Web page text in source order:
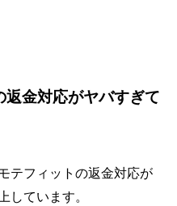
金対応がヤバすぎて
テフィットの返金対応が
しています。